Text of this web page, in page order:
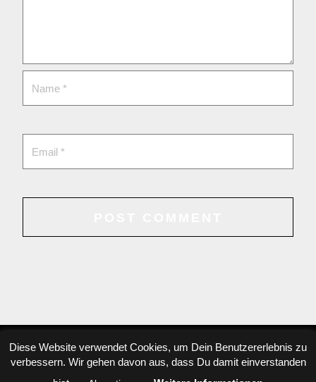
Copyright © 2022 Danae Dörken, All rights reserved
Diese Website verwendet Cookies, um Dein Benutzererlebnis zu
verbessern. Wir gehen davon aus, dass Du damit einverstanden